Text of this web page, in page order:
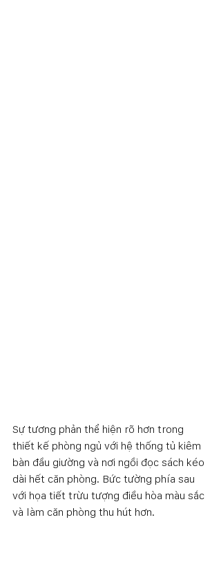
Sự tương phản thể hiện rõ hơn trong
thiết kế phòng ngủ với hệ thống tủ kiêm
bàn đầu giường và nơi ngồi đọc sách kéo
dài hết căn phòng. Bức tường phía sau
với họa tiết trừu tượng điều hòa màu sắc
và làm căn phòng thu hút hơn.